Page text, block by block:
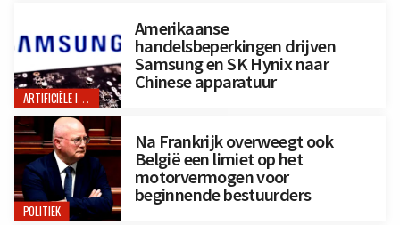
ARTIFICIËLE INTELLIGENTIE
Amerikaanse
handelsbeperkingen drijven
Samsung en SK Hynix naar
Chinese apparatuur
POLITIEK
Na Frankrijk overweegt ook
België een limiet op het
motorvermogen voor
beginnende bestuurders